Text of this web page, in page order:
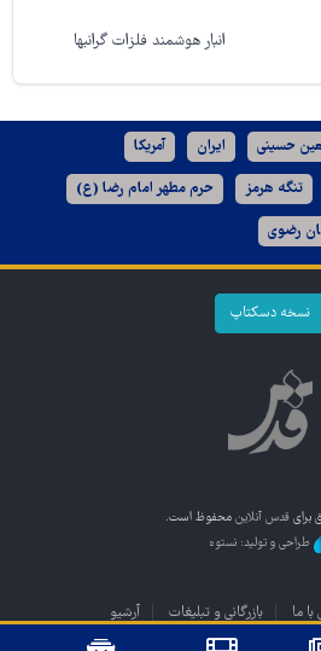
انبار هوشمند فلزات گرانبها
حسینی ایران آمریکا
تنگه هرمز حرم مطهر امام رضا (ع)
رضوی
نسخه دسکتاپ
برای قدس آنلاین محفوظ است.
طراحی و تولید: نستوه
ما بازرگانی و تبلیغات آرشیو